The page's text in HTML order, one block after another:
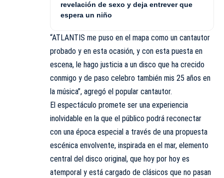
revelación de sexo y deja entrever que
espera un niño
“ATLANTIS me puso en el mapa como un cantautor
probado y en esta ocasión, y con esta puesta en
escena, le hago justicia a un disco que ha crecido
conmigo y de paso celebro también mis 25 años en
la música”, agregó el popular cantautor.
El espectáculo promete ser una experiencia
inolvidable en la que el público podrá reconectar
con una época especial a través de una propuesta
escénica envolvente, inspirada en el mar, elemento
central del disco original, que hoy por hoy es
atemporal y está cargado de clásicos que no pasan